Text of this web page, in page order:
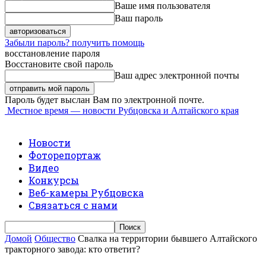
Ваше имя пользователя
Ваш пароль
Забыли пароль? получить помощь
восстановление пароля
Восстановите свой пароль
Ваш адрес электронной почты
Пароль будет выслан Вам по электронной почте.
Местное время — новости Рубцовска и Алтайского края
Новости
Фоторепортаж
Видео
Конкурсы
Веб-камеры Рубцовска
Связаться с нами
Домой Общество Свалка на территории бывшего Алтайского
тракторного завода: кто ответит?